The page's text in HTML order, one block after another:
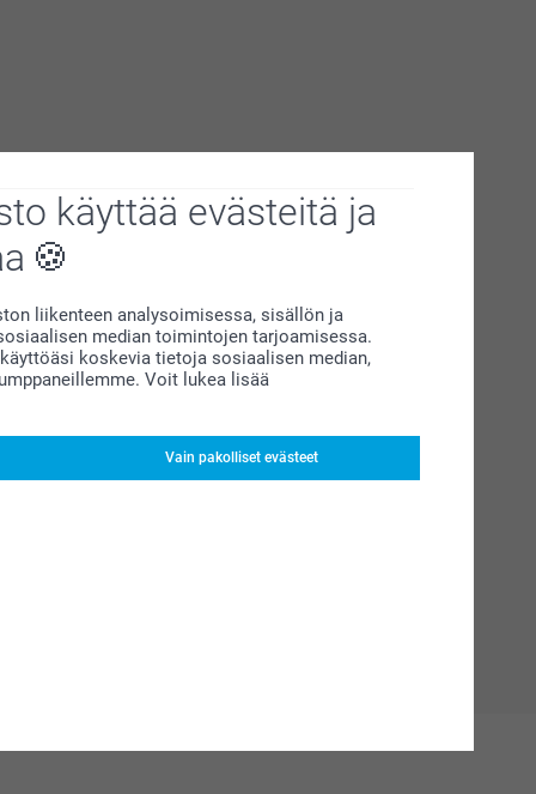
käyttää evästeitä ja
liikenteen analysoimisessa, sisällön ja
median toimintojen tarjoamisessa.
koskevia tietoja sosiaalisen median,
Voit lukea lisää
Vain pakolliset evästeet